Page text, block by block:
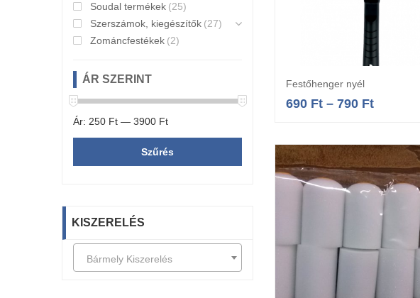
Opciók választása
Festőhenger nyél
690 Ft – 790 Ft
Soudal termékek (25)
Szerszámok, kiegészítők (27)
Zománcfestékek (2)
ÁR SZERINT
Szűrés
Ár: 250 Ft — 3900 Ft
KISZERELÉS
Bármely Kiszerelés